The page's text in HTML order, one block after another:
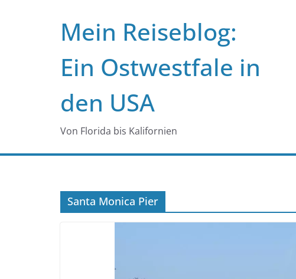
Mein Reiseblog:
Ein Ostwestfale in
den USA
Von Florida bis Kalifornien
Santa Monica Pier